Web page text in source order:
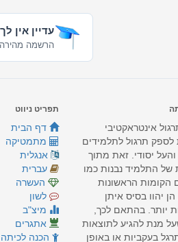
עדיין אין
הרשמה
אינטראקטיבי
תרגול לתלמידים
והעל יסודי. זאת מתוך
של התלמיד נבנות כמו
הקומות הראשונות
יהוו בסיס איתן
יותר. בהתאם לכך,
מנת להגיע לתוצאות
בעקביות או באופן
תפריט ניווט
דף הבית
מתמטיקה
אנגלית
עברית
העשרה
לשון
מיצ"ב
אתגרים
הכנה לכיתה